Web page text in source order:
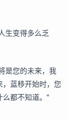
生变得多么乏
是您的未来，我
蓝移开始时，您
都不知道。”